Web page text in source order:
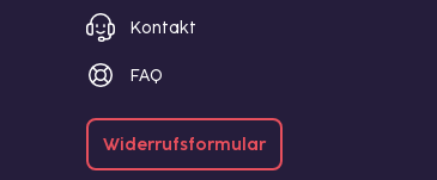
Kontakt
FAQ
Widerrufsformular